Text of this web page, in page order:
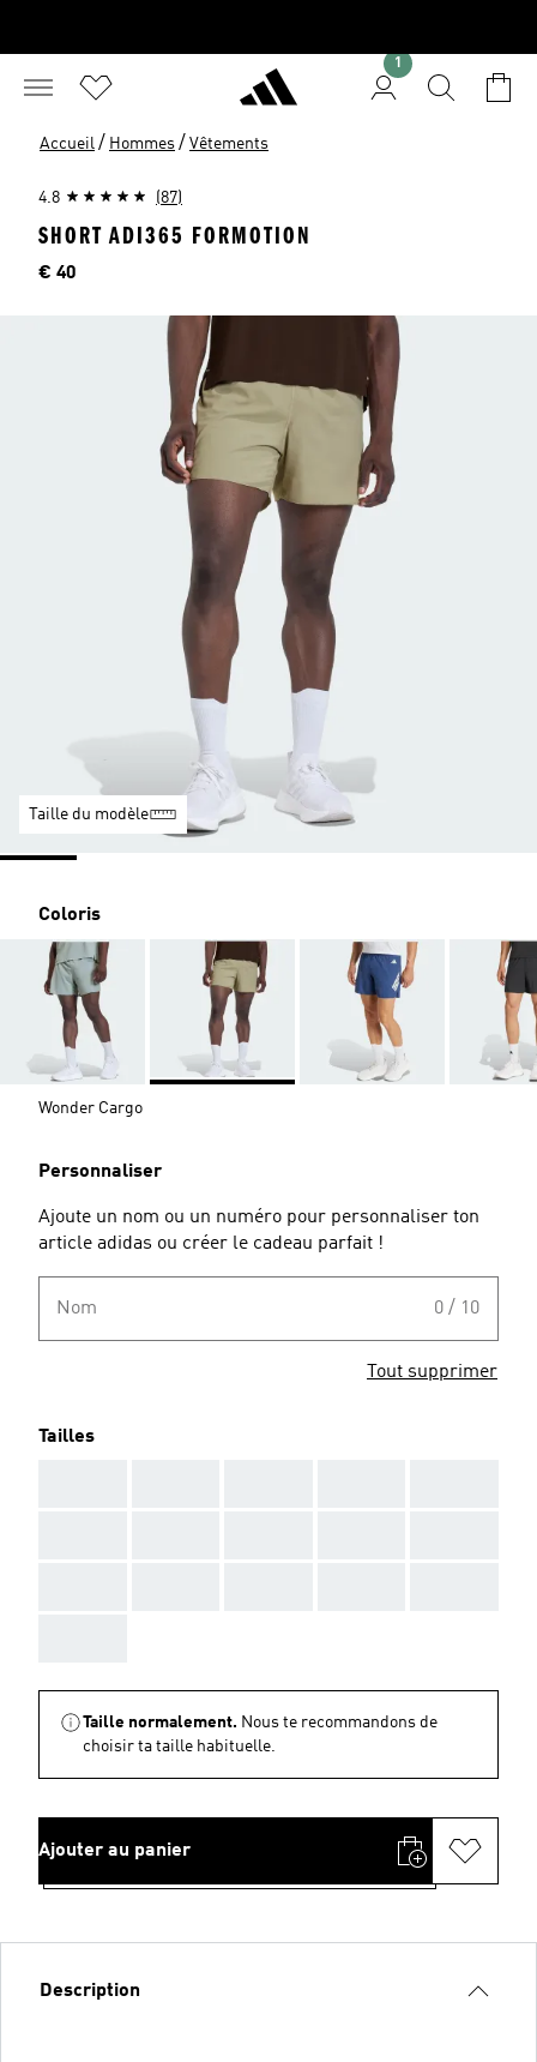
Accueil / Hommes / Vêtements
4.8 (87)
SHORT ADI365 FORMOTION
Price
€ 40
Taille du modèle
Coloris
Wonder Cargo
Personnaliser
Ajoute un nom ou un numéro pour personnaliser ton
article adidas ou créer le cadeau parfait !
Nom 0 / 10
Tout supprimer
Tailles
Taille normalement. Nous te recommandons de
choisir ta taille habituelle.
Ajouter au panier
Description